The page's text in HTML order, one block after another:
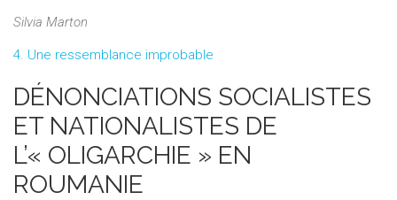
Silvia Marton
4. Une ressemblance improbable
DÉNONCIATIONS SOCIALISTES
ET NATIONALISTES DE
L’« OLIGARCHIE » EN
ROUMANIE